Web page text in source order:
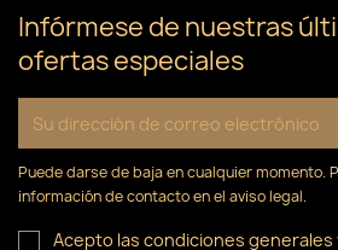
Infórmese de nuestras
ofertas especiales
Puede darse de baja en cualquier momento.
información de contacto en el aviso legal.
Acepto las condiciones generales